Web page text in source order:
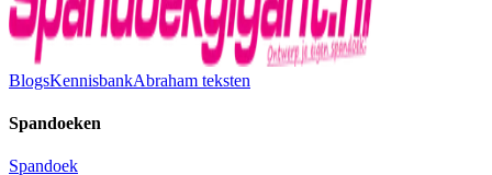
BlogsKennisbankAbraham teksten
Spandoeken
Spandoek